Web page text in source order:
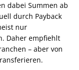
dabei Summen ab
durch Payback
nur
Daher empfiehlt
– aber von